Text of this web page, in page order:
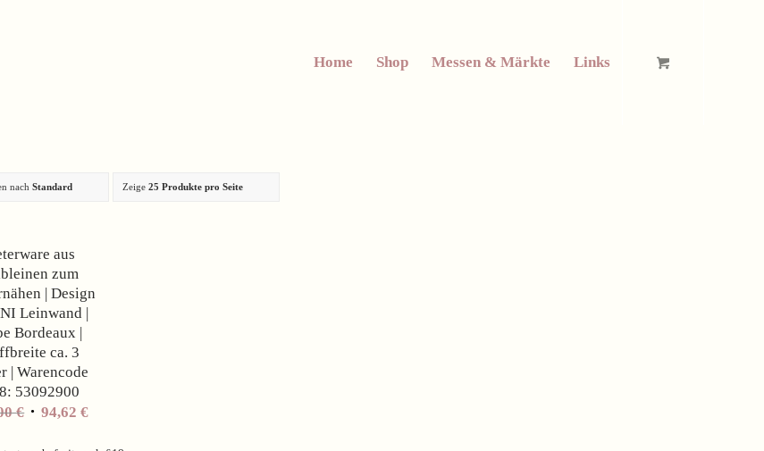
Home Shop Messen & Märkte Links
nach Standard Zeige 25 Produkte pro Seite
aus
zum
| Design
Leinwand |
Bordeaux |
ca. 3
| Warencode
53092900
€ Ursprünglicher
94,62€Aktueller